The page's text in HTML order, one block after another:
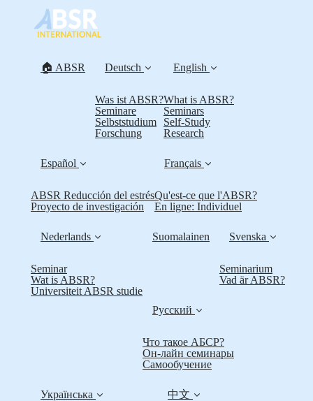
🏠 ABSR Deutsch
Was ist ABSR?
Seminare
Selbststudium
Forschung
English
What is ABSR?
Seminars
Self-Study
Research
Español
ABSR Reducción del estrés
Proyecto de investigación
Français
Qu'est-ce que l'ABSR?
En ligne: Individuel
Nederlands
Seminar
Wat is ABSR?
Universiteit ABSR studie
Suomalainen Svenska
Seminarium
Vad är ABSR?
Русский
Что такое АБСР?
Он-лайн семинары
Самообучение
Українська 中文